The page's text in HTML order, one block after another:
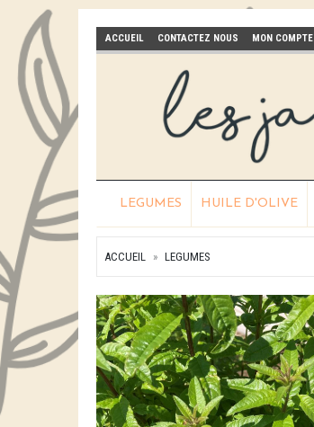
ACCUEIL CONTACTEZ NOUS MON COMPTE
LEGUMES HUILE D'OLIVE
ACCUEIL LEGUMES